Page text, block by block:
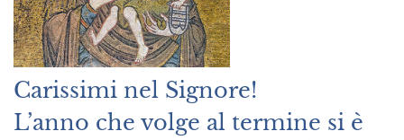
Carissimi nel Signore!
L’anno che volge al termine si è